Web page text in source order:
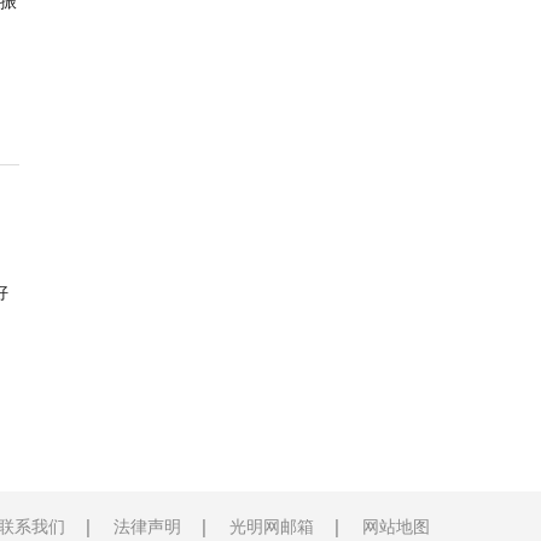
系我们 法律声明 光明网邮箱 网站地图